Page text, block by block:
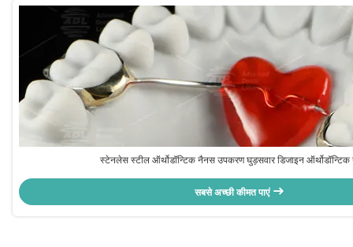
स्टेनलेस स्टील ऑर्थोडॉन्टिक नैनस उपकरण घुड़सवार डिजाइन
सबसे अच्छी कीमत पाएं